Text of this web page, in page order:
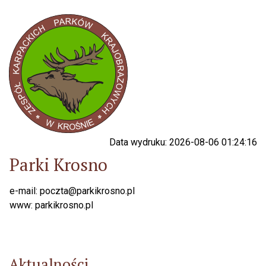
Data wydruku: 2026-08-06 01:24:16
Parki Krosno
e-mail: poczta@parkikrosno.pl
www: parkikrosno.pl